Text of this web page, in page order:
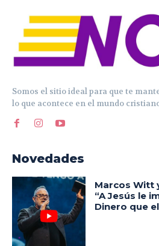
Somos el sitio ideal para que te
lo que acontece en el mundo
Novedades
Marcos Witt
“A Jesús le
Dinero que